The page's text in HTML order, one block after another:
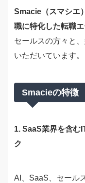
Smacie（スマシエ
職に特化した転職エ
セールスの方々と
いただいています。
Smacieの特徴
1. SaaS業界を含む
ク
AI、SaaS、セール